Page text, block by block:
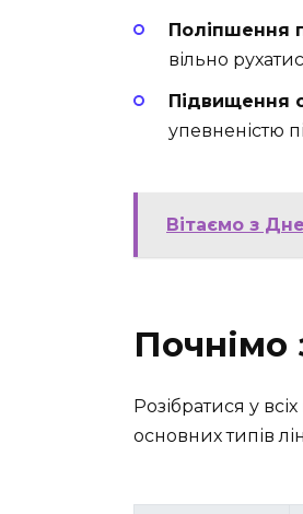
Поліпшення
вільно
Підвищення
упевненістю
Вітаємо з
Почнімо
Розібратися у
основних типів